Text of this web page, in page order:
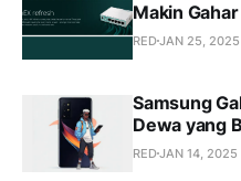
Makin
REDJAN 25, 2025
Samsung
Dewa yang
REDJAN 14, 2025